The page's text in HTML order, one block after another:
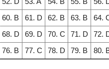
60. B 61. D 62. B 63. B
64.
68. D 69. D 70. C 71. D
72.
76. B 77. C 78. D 79. B 80.